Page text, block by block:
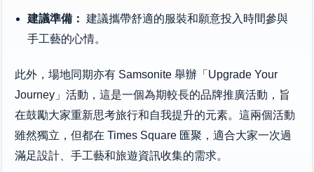
建議準備： 建議攜帶舒適的服裝和願意投入時間參與
手工藝的心情。
此外，場地同期亦有 Samsonite 舉辦「Upgrade Your
Journey」活動，這是一個為期較長的品牌推廣活動，旨
在鼓勵大家重新思考旅行和自我提升的元素。這兩個活動
雖然獨立，但都在 Times Square 匯聚，適合大家一次過
滿足設計、手工藝和旅遊資訊收集的需求。